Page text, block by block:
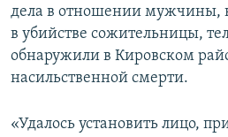
дела в отношении мужчины,
в убийстве сожительницы,
обнаружили в Кировском
насильственной смерти.
«Удалось установить лицо,